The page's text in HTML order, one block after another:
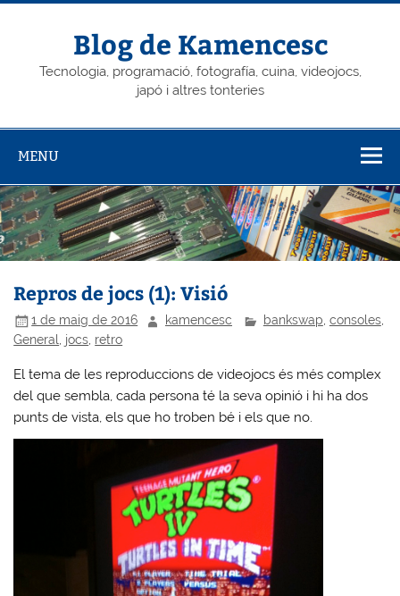
Skip
Blog de Kamencesc
Tecnologia, programació, fotografía, cuina, videojocs,
japó i altres tonteries
MENU
Repros de jocs (1): Visió
1 de maig de 2016 kamencesc bankswap, consoles,
General jocs retro
El tema de les reproduccions de videojocs és més complex
del que sembla, cada persona té la seva opinió i hi ha dos
punts de vista, els que ho troben bé i els que no.